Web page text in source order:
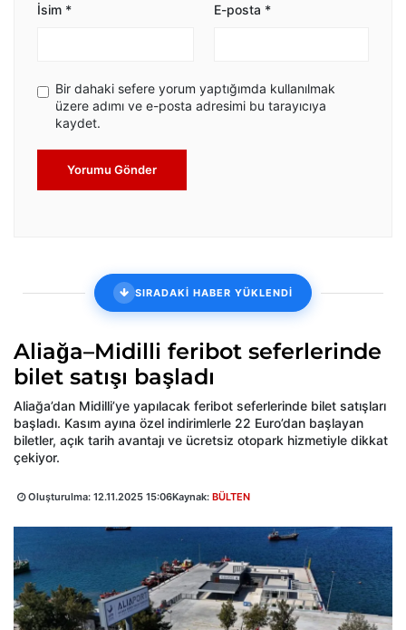
İsim * E-posta *
Bir dahaki sefere yorum yaptığımda kullanılmak
üzere adımı ve e-posta adresimi bu tarayıcıya
kaydet.
Yorumu Gönder
SIRADAKİ HABER YÜKLENDİ
Aliağa–Midilli feribot seferlerinde
bilet satışı başladı
Aliağa’dan Midilli’ye yapılacak feribot seferlerinde bilet satışları
başladı. Kasım ayına özel indirimlerle 22 Euro’dan başlayan
biletler, açık tarih avantajı ve ücretsiz otopark hizmetiyle dikkat
çekiyor.
Oluşturulma: 12.11.2025 15:06Kaynak: BÜLTEN